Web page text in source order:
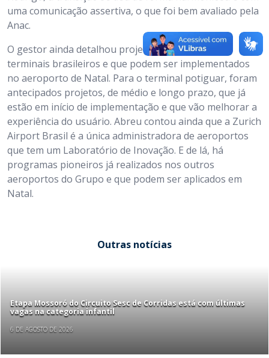
uma comunicação assertiva, o que foi bem avaliado pela
Anac.
O gestor ainda detalhou projetos aplicados nos
terminais brasileiros e que podem ser implementados
no aeroporto de Natal. Para o terminal potiguar, foram
antecipados projetos, de médio e longo prazo, que já
estão em início de implementação e que vão melhorar a
experiência do usuário. Abreu contou ainda que a Zurich
Airport Brasil é a única administradora de aeroportos
que tem um Laboratório de Inovação. E de lá, há
programas pioneiros já realizados nos outros
aeroportos do Grupo e que podem ser aplicados em
Natal.
Outras notícias
Etapa Mossoró do Circuito Sesc de Corridas está com últimas
vagas na categoria infantil
6 DE AGOSTO DE 2026